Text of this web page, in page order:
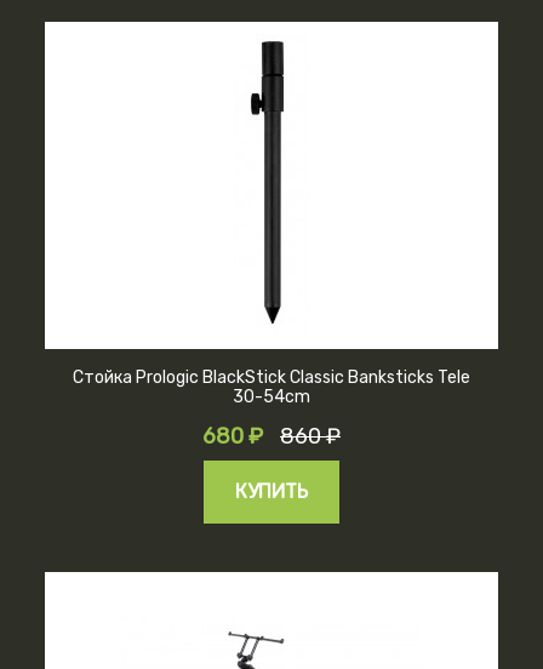
Стойка Prologic BlackStick Classic Banksticks Tele
30-54cm
680 ₽ 860 ₽
КУПИТЬ